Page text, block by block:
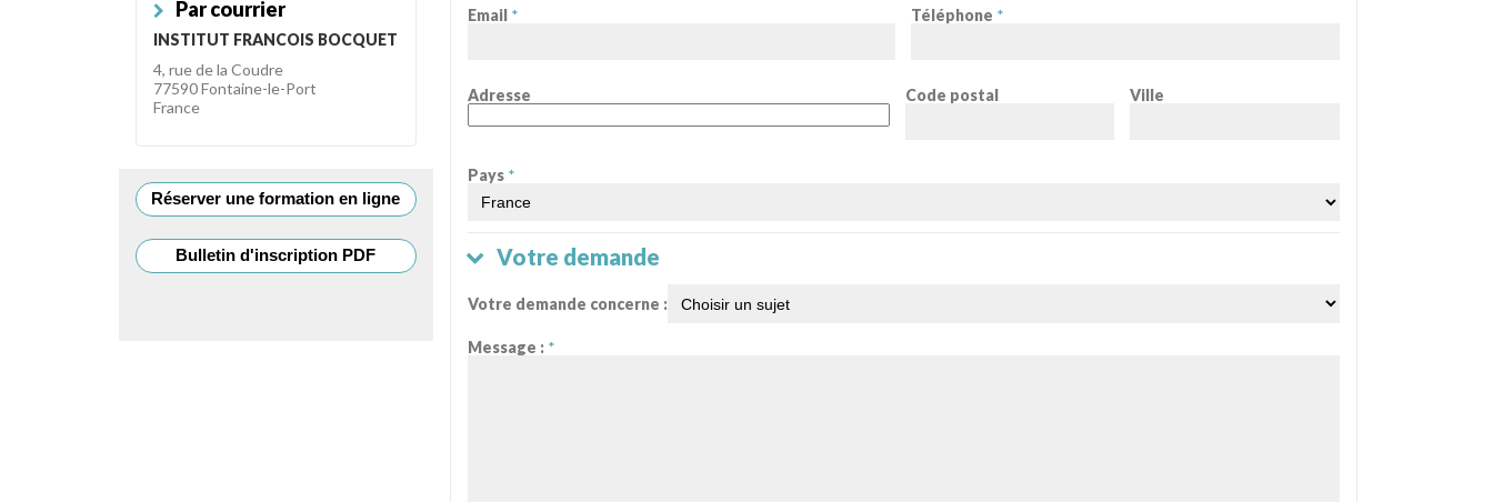
Par courrier
INSTITUT FRANCOIS BOCQUET
4, rue de la Coudre
77590 Fontaine-le-Port
France
Réserver une formation en ligne
Bulletin d'inscription PDF
Email * Téléphone *
Adresse Code postal Ville
Pays *
Votre demande
Votre demande concerne :
Message : *